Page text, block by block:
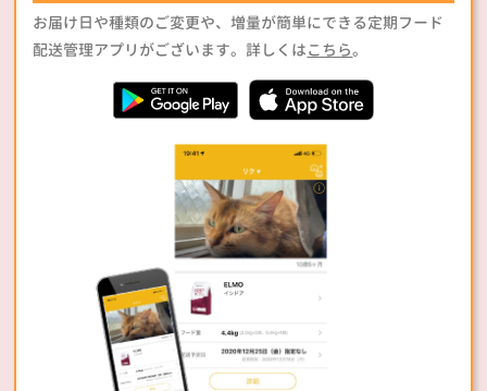
お届け日や種類のご変更や、増量が簡単にできる定期フード
配送管理アプリがございます。詳しくはこちら。